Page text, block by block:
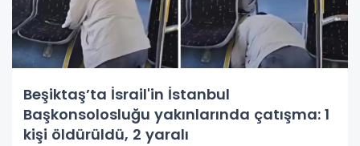
Beşiktaş’ta İsrail'in İstanbul
Başkonsolosluğu yakınlarında çatışma: 1
kişi öldürüldü, 2 yaralı